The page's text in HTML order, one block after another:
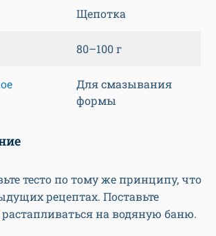
Щепотка
80–100 г
Для смазывания
формы
тесто по тому же принципу, что
рецептах. Поставьте
на водяную баню.